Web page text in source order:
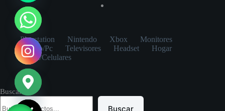
Playstation Nintendo Xbox
Monitores
Laptop/Pc
Televisores Headset
Hogar
Tablet/Celulares
Buscar
Buscar
H
i
d
e
c
h
a
t